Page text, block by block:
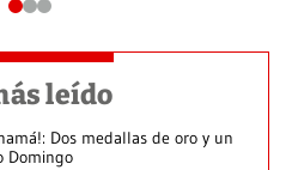
leído
Dos medallas de oro y un
Domingo